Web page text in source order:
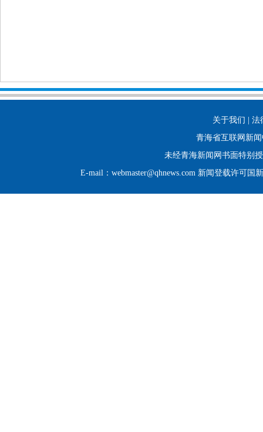
关于我们 |
青海省互联网新
未经青海新闻网书面特别
E-mail：webmaster@qhnews.com 新闻登载许可国